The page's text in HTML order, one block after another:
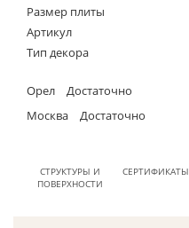
Размер плиты
Артикул
Тип декора
Орел
Достаточно
Москва
Достаточно
СТРУКТУРЫ И
ПОВЕРХНОСТИ
СЕРТИФИКАТЫ